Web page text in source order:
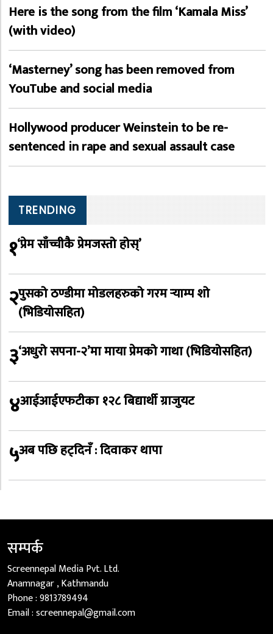
Here is the song from the film ‘Kamala Miss’
(with video)
‘Masterney’ song has been removed from
YouTube and social media
Hollywood producer Weinstein to be re-
sentenced in rape and sexual assault case
TRENDING
१‘प्रेम साँच्चीकै प्रेमजस्तो होस्’
२पुसको ठण्डीमा मोडलहरुको गरम र्‍याम्प शो
(भिडियोसहित)
३‘अधुरो सपना-२’मा माया प्रेमको गाथा (भिडियोसहित)
४आईआईएफटीका १२८ बिद्यार्थी ग्राजुयट
५अब पछि हट्दिनँ : दिवाकर थापा
सम्पर्क
Screennepal Media Pvt. Ltd.
Anamnagar , Kathmandu
Phone :9813789494
Email :screennepal@gmail.com